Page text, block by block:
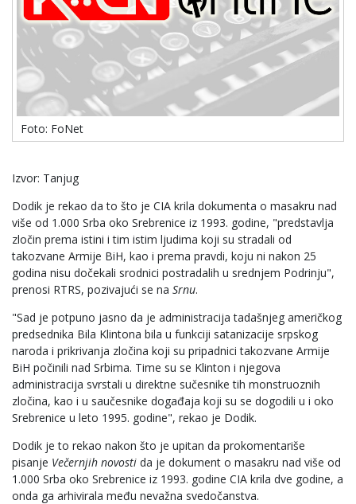
Foto: FoNet
Izvor: Tanjug
Dodik je rekao da to što je CIA krila dokumenta o masakru nad
više od 1.000 Srba oko Srebrenice iz 1993. godine, "predstavlja
zločin prema istini i tim istim ljudima koji su stradali od
takozvane Armije BiH, kao i prema pravdi, koju ni nakon 25
godina nisu dočekali srodnici postradalih u srednjem Podrinju",
prenosi RTRS, pozivajući se na Srnu.
"Sad je potpuno jasno da je administracija tadašnjeg američkog
predsednika Bila Klintona bila u funkciji satanizacije srpskog
naroda i prikrivanja zločina koji su pripadnici takozvane Armije
BiH počinili nad Srbima. Time su se Klinton i njegova
administracija svrstali u direktne sučesnike tih monstruoznih
zločina, kao i u saučesnike događaja koji su se dogodili u i oko
Srebrenice u leto 1995. godine", rekao je Dodik.
Dodik je to rekao nakon što je upitan da prokomentariše
pisanje Večernjih novosti da je dokument o masakru nad više od
1.000 Srba oko Srebrenice iz 1993. godine CIA krila dve godine, a
onda ga arhivirala među nevažna svedočanstva.